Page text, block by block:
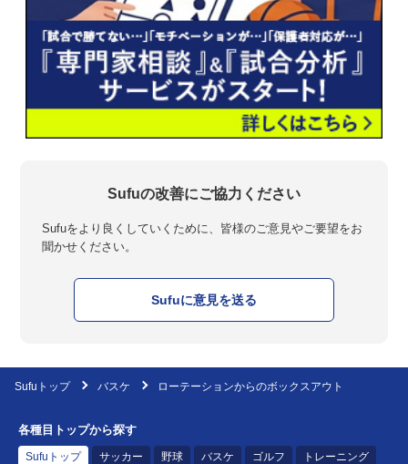
Sufuの改善にご協力ください
Sufuをより良くしていくために、皆様のご意見やご要望をお
聞かせください。
Sufuに意見を送る
Sufuトップ バスケ ローテーションからのボックスアウト
各種目トップから探す
Sufuトップ サッカー 野球 バスケ ゴルフ トレーニング